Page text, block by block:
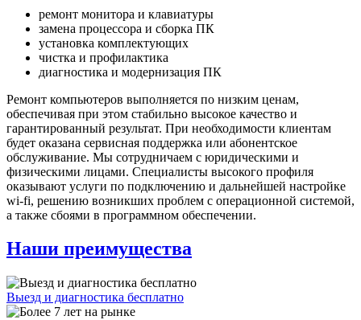
ремонт монитора и клавиатуры
замена процессора и сборка ПК
установка комплектующих
чистка и профилактика
диагностика и модернизация ПК
Ремонт компьютеров выполняется по низким ценам,
обеспечивая при этом стабильно высокое качество и
гарантированный результат. При необходимости клиентам
будет оказана сервисная поддержка или абонентское
обслуживание. Мы сотрудничаем с юридическими и
физическими лицами. Специалисты высокого профиля
оказывают услуги по подключению и дальнейшей настройке
wi-fi, решению возникших проблем с операционной системой,
а также сбоями в программном обеспечении.
Наши преимущества
Выезд и диагностика бесплатно